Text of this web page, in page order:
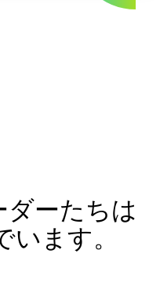
ーたちは
ます。